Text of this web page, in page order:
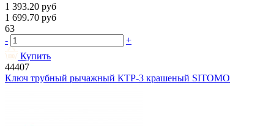
1 393.20 руб
1 699.70 руб
63
-
+
Купить
44407
Ключ трубный рычажный КТР-3 крашеный SITOMO